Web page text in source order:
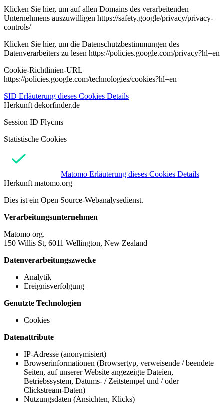
Klicken Sie hier, um auf allen Domains des verarbeitenden
Unternehmens auszuwilligen https://safety.google/privacy/privacy-
controls/
Klicken Sie hier, um die Datenschutzbestimmungen des
Datenverarbeiters zu lesen https://policies.google.com/privacy?hl=en
Cookie-Richtlinien-URL
https://policies.google.com/technologies/cookies?hl=en
SID Erläuterung dieses Cookies Details
Herkunft dekorfinder.de
Session ID Flycms
Statistische Cookies
Matomo Erläuterung dieses Cookies Details
Herkunft matomo.org
Dies ist ein Open Source-Webanalysedienst.
Verarbeitungsunternehmen
Matomo org.
150 Willis St, 6011 Wellington, New Zealand
Datenverarbeitungszwecke
Analytik
Ereignisverfolgung
Genutzte Technologien
Cookies
Datenattribute
IP-Adresse (anonymisiert)
Browserinformationen (Browsertyp, verweisende / beendete
Seiten, auf unserer Website angezeigte Dateien,
Betriebssystem, Datums- / Zeitstempel und / oder
Clickstream-Daten)
Nutzungsdaten (Ansichten, Klicks)